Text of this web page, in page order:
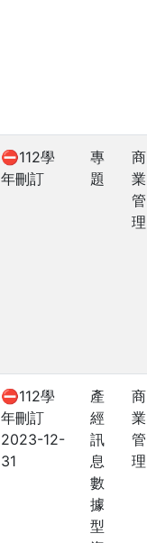
⛔112學
年刪訂
專
題
商
業
管
理
⛔112學
年刪訂
2023-12-
31
產
經
訊
息
數
據
型
商
業
管
理